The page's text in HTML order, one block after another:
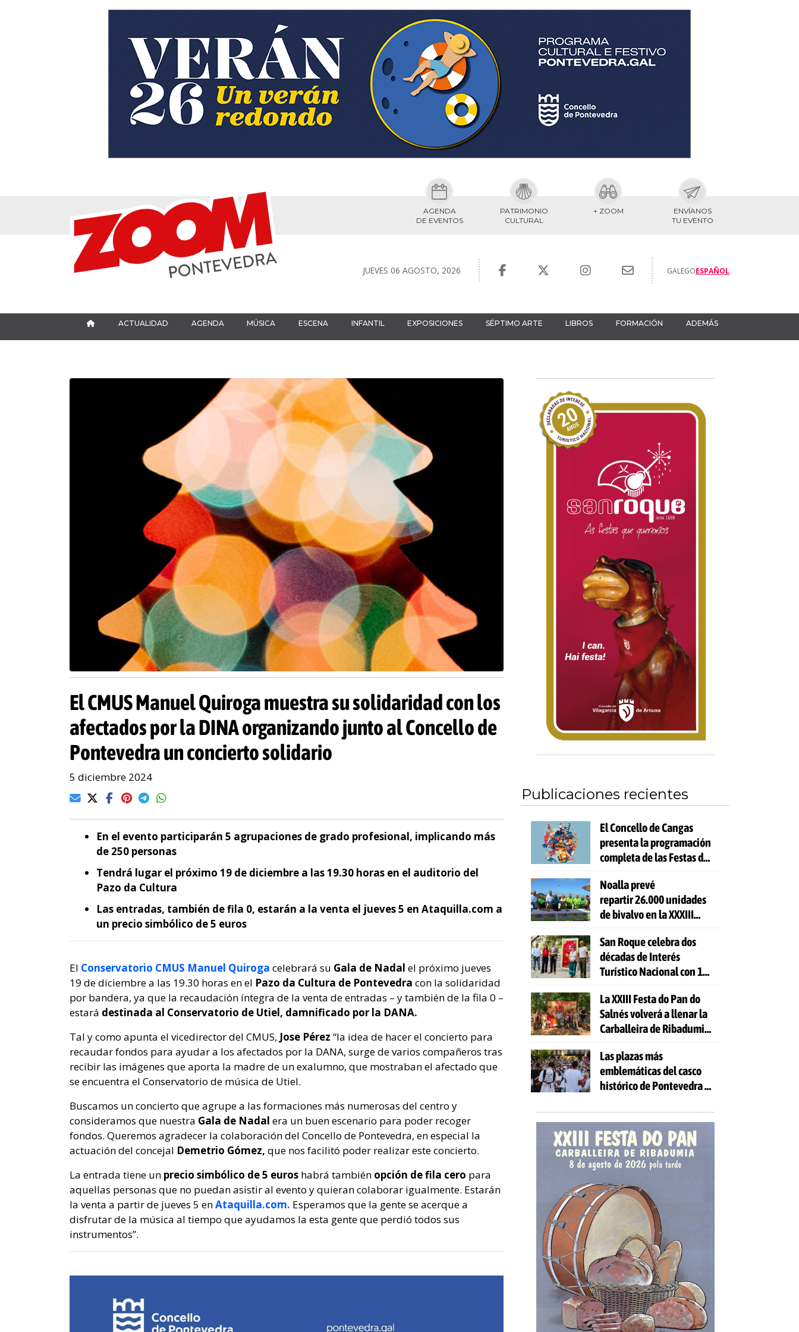
AGENDA
DE EVENTOS
PATRIMONIO
CULTURAL
+ ZOOM
ENVÍANOS
TU EVENTO
JUEVES 06 AGOSTO, 2026 GALEGOESPAÑOL
ACTUALIDAD AGENDA MÚSICA ESCENA INFANTIL EXPOSICIONES SÉPTIMO ARTE LIBROS FORMACIÓN ADEMÁS
El CMUS Manuel Quiroga muestra su solidaridad con los
afectados por la DINA organizando junto al Concello de
Pontevedra un concierto solidario
5 diciembre 2024
En el evento participarán 5 agrupaciones de grado profesional, implicando más
de 250 personas
Tendrá lugar el próximo 19 de diciembre a las 19.30 horas en el auditorio del
Pazo da Cultura
Las entradas, también de fila 0, estarán a la venta el jueves 5 en Ataquilla.com a
un precio simbólico de 5 euros
El Conservatorio CMUS Manuel Quiroga celebrará su Gala de Nadal el próximo jueves
19 de diciembre a las 19.30 horas en el Pazo da Cultura de Pontevedra con la solidaridad
por bandera, ya que la recaudación íntegra de la venta de entradas – y también de la fila 0 –
estará destinada al Conservatorio de Utiel, damnificado por la DANA.
Tal y como apunta el vicedirector del CMUS, Jose Pérez “la idea de hacer el concierto para
recaudar fondos para ayudar a los afectados por la DANA, surge de varios compañeros tras
recibir las imágenes que aporta la madre de un exalumno, que mostraban el afectado que
se encuentra el Conservatorio de música de Utiel.
Buscamos un concierto que agrupe a las formaciones más numerosas del centro y
consideramos que nuestra Gala de Nadal era un buen escenario para poder recoger
fondos. Queremos agradecer la colaboración del Concello de Pontevedra, en especial la
actuación del concejal Demetrio Gómez, que nos facilitó poder realizar este concierto.
La entrada tiene un precio simbólico de 5 euros habrá también opción de fila cero para
aquellas personas que no puedan asistir al evento y quieran colaborar igualmente. Estarán
la venta a partir de jueves 5 enAtaquilla.com. Esperamos que la gente se acerque a
disfrutar de la música al tiempo que ayudamos la esta gente que perdió todos sus
instrumentos”.
Publicaciones recientes
El Concello de Cangas
presenta la programación
completa de las Festas do
Noalla prevé
repartir 26.000 unidades
de bivalvo en la XXXIII
San Roque celebra dos
décadas de Interés
Turístico Nacional con 10
actividades gratuitas
La XXIII Festa do Pan do
Salnés volverá a llenar la
Carballeira de Ribadumia
y actividades para todas
las edades
Las plazas más
emblemáticas del casco
histórico de Pontevedra se
con la celebración de 'Aquí
Cántase'